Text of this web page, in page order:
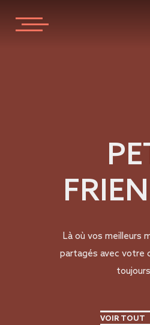
Là où vos meilleurs
partagés avec votre
VOIR TOUT